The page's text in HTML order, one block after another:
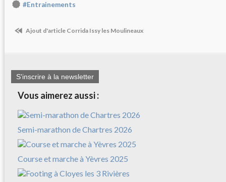
#Entrainements
Ajout d'article Corrida Issy les Moulineaux
S'inscrire à la newsletter
Vous aimerez aussi :
Semi-marathon de Chartres 2026
Course et marche à Yèvres 2025